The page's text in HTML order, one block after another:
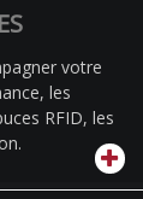
votre
les
RFID, les